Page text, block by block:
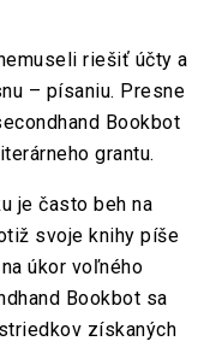
riešiť účty a
– písaniu. Presne
Bookbot
grantu.
je často beh na
svoje knihy píše
úkor voľného
Bookbot sa
získaných